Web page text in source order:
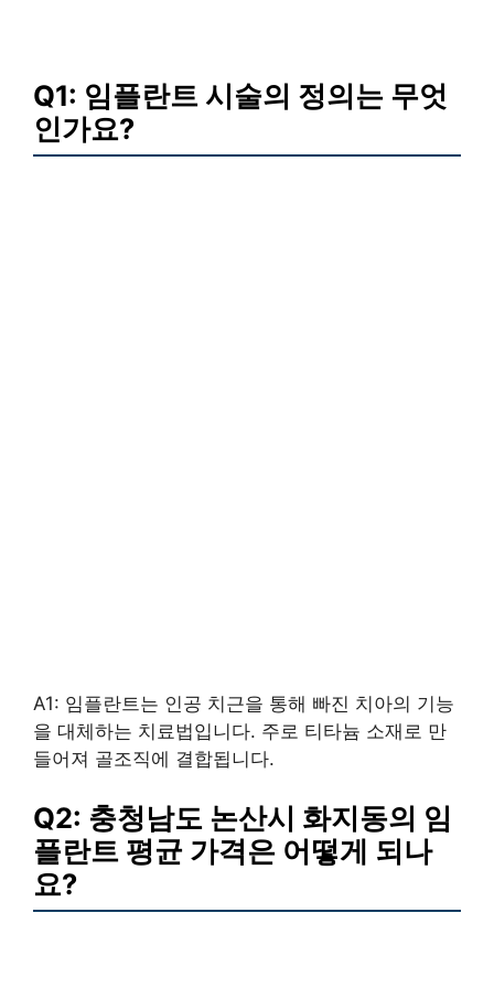
Q1: 임플란트 시술의 정의는 무엇
인가요?
A1: 임플란트는 인공 치근을 통해 빠진 치아의 기능
을 대체하는 치료법입니다. 주로 티타늄 소재로 만
들어져 골조직에 결합됩니다.
Q2: 충청남도 논산시 화지동의 임
플란트 평균 가격은 어떻게 되나
요?